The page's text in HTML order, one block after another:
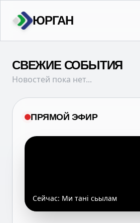
ЮРГАН
СВЕЖИЕ СОБЫТИЯ
Новостей пока нет...
ПРЯМОЙ ЭФИР
Сейчас: Ми танi сьылам